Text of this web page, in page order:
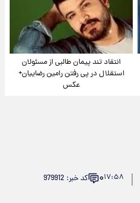
انتقاد تند پیمان طالبی از مسئولان
استقلال در پی رفتن رامین رضاییان+
عکس
۱۷:۵۸۰ کد خبر: 979912